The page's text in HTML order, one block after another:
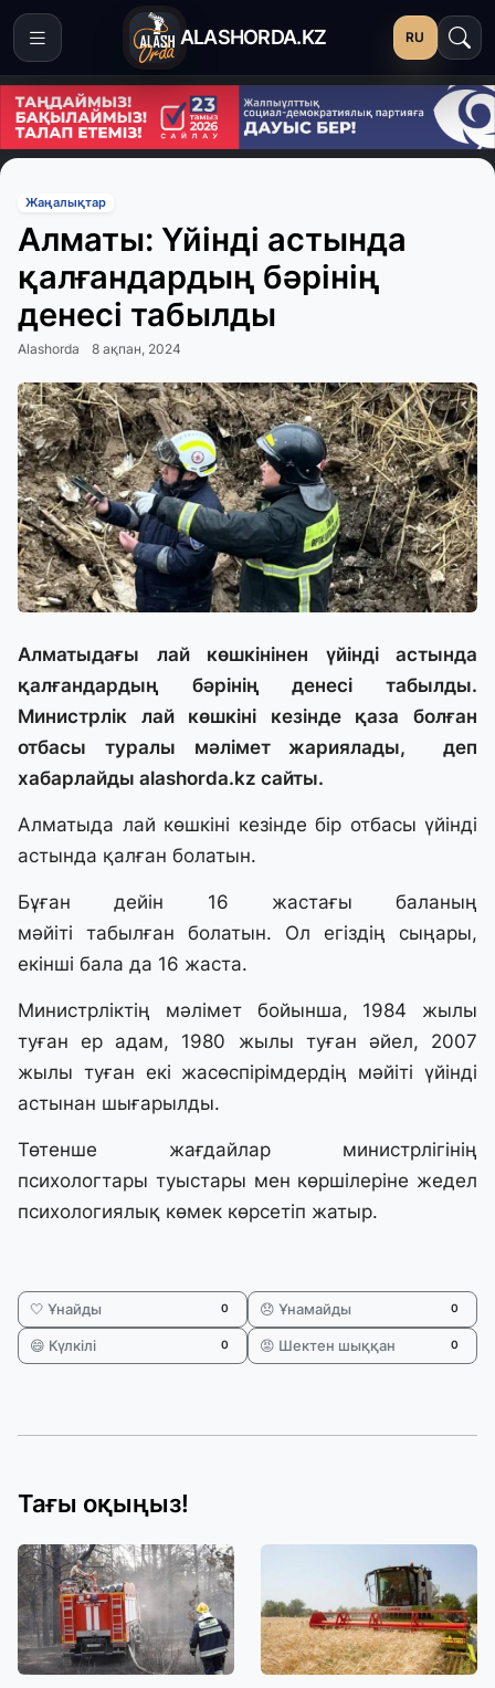
ALASHORDA.KZ RU
Жаңалықтар
Алматы: Үйінді астында
қалғандардың бәрінің
денесі табылды
Alashorda 8 ақпан, 2024
Алматыдағы лай көшкінінен үйінді астында
қалғандардың бәрінің денесі табылды.
Министрлік лай көшкіні кезінде қаза болған
отбасы туралы мәлімет жариялады,
деп
хабарлайды alashorda.kz сайты.
Алматыда лай көшкіні кезінде бір отбасы үйінді
астында қалған болатын.
Бұған дейін 16 жастағы баланың
мәйіті табылған болатын. Ол егіздің сыңары,
екінші бала да 16 жаста.
Министрліктің мәлімет бойынша, 1984 жылы
туған ер адам, 1980 жылы туған әйел, 2007
жылы туған екі жасөспірімдердің мәйіті үйінді
астынан шығарылды.
Төтенше жағдайлар министрлігінің
психологтары туыстары мен көршілеріне жедел
психологиялық көмек көрсетіп жатыр.
🤍 Ұнайды 0 😞 Ұнамайды 0
😄 Күлкілі 0 😡 Шектен шыққан 0
Тағы оқыңыз!